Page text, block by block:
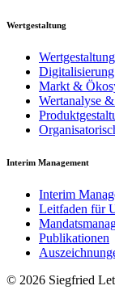
Wertgestaltung
Markt &
Wertanalyse
Interim Management
Interim
Leitfaden für
Publikationen
© 2026 Siegfried